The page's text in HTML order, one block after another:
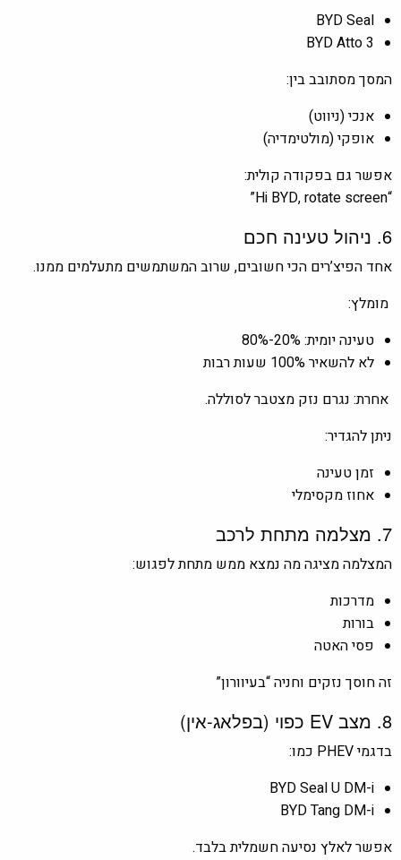
BYD Seal
BYD Atto 3
המסך מסתובב בין:
אנכי (ניווט)
אופקי (מולטימדיה)
אפשר גם בפקודה קולית:
6. ניהול טעינה חכם
אחד הפיצ’רים הכי חשובים, שרוב המשתמשים מתעלמים ממנו.
מומלץ:
טעינה יומית: 20%-80%
לא להשאיר 100% שעות רבות
אחרת: נגרם נזק מצטבר לסוללה.
ניתן להגדיר:
זמן טעינה
אחוז מקסימלי
7. מצלמה מתחת לרכב
המצלמה מציגה מה נמצא ממש מתחת לפגוש:
מדרכות
בורות
פסי האטה
זה חוסך נזקים וחניה “בעיוורון”
8. מצב EV כפוי (בפלאג-אין)
בדגמי PHEV כמו:
BYD Seal U DM-i
BYD Tang DM-i
אפשר לאלץ נסיעה חשמלית בלבד.